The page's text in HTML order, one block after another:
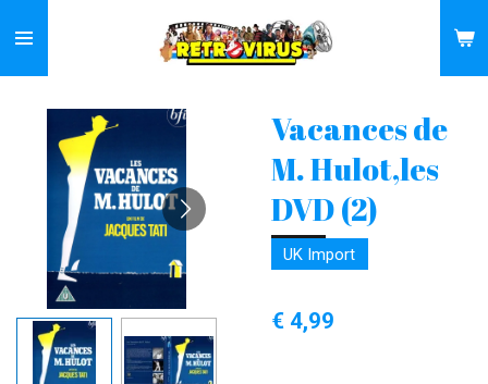
direct
naar
hoofdinhoud
Vacances de
M. Hulot,les
DVD (2)
UK Import
€ 4,99